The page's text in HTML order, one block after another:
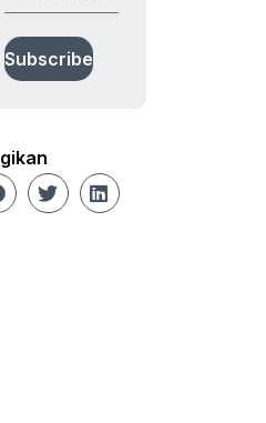
Subscribe